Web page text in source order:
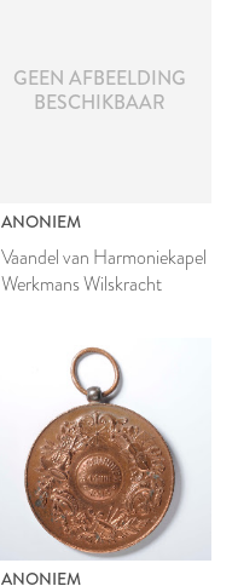
GEEN AFBEELDING
BESCHIKBAAR
ANONIEM
Vaandel van Harmoniekapel
Werkmans Wilskracht
ANONIEM